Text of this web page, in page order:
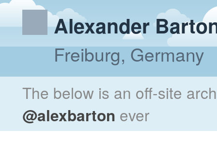
Alexander
Freiburg, Germany
The below is an off-site
@alexbarton ever